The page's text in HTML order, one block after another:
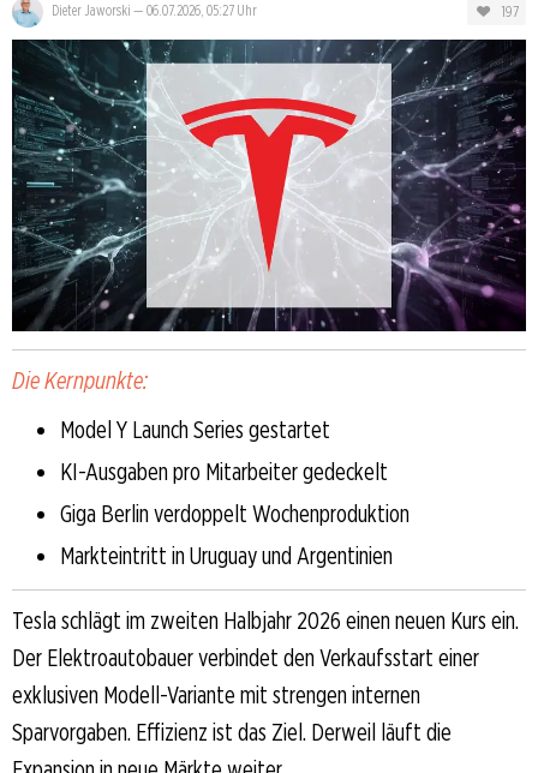
Dieter Jaworski — 06.07.2026, 05:27 Uhr 197
Die Kernpunkte:
Model Y Launch Series gestartet
KI-Ausgaben pro Mitarbeiter gedeckelt
Giga Berlin verdoppelt Wochenproduktion
Markteintritt in Uruguay und Argentinien
Tesla schlägt im zweiten Halbjahr 2026 einen neuen Kurs ein.
Der Elektroautobauer verbindet den Verkaufsstart einer
exklusiven Modell-Variante mit strengen internen
Sparvorgaben. Effizienz ist das Ziel. Derweil läuft die